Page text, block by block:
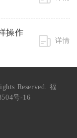
操作
详情
Reserved. 福
号-16